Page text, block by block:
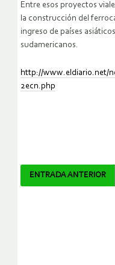
Entre esos proyectos
la construcción del
ingreso de países
sudamericanos.
http://www.eldiario.net/
2ecn.php
Navegador
ENTRADA ANTERIOR